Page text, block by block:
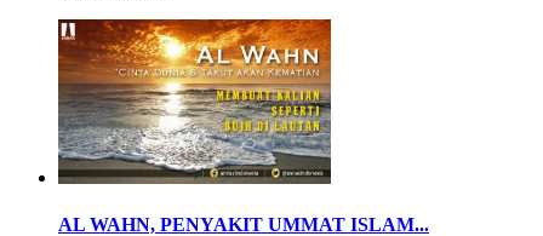
AL WAHN, PENYAKIT UMMAT ISLAM...